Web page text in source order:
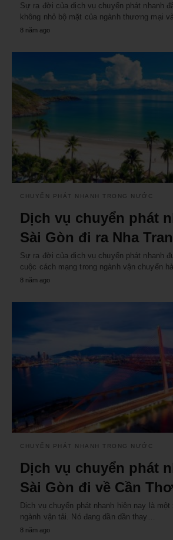
Sự ra đời của dịch vụ chuyển phát nhanh
không nhỏ bộ mặt của ngành thương mại
8 năm ago
CHUYỂN PHÁT NHANH TRONG NƯỚC
Dịch vụ chuyển phát
Sài Gòn đi ra Nha
Sự ra đời của dịch vụ chuyển phát nhanh
cuộc cách mạng trong ngành vận chuyển
8 năm ago
CHUYỂN PHÁT NHANH TRONG NƯỚC
Dịch vụ chuyển phát
Sài Gòn đi về Cần Thơ
Dịch vụ chuyển phát nhanh hiện nay là
ngành vận tải. Nó đang dần dần thay…
8 năm ago